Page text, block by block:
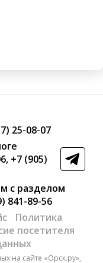
25-08-07
, +7 (905)
с разделом
841-89-56
Политика
посетителя
на сайте «Орск.ру»,